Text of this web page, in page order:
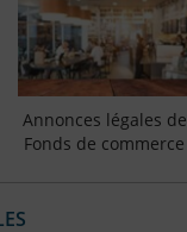
Annonces légales de
Fonds de commerce